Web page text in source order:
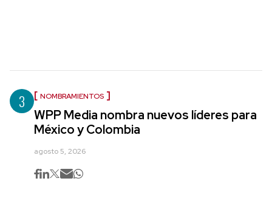
3 NOMBRAMIENTOS
WPP Media nombra nuevos líderes para
México y Colombia
agosto 5, 2026